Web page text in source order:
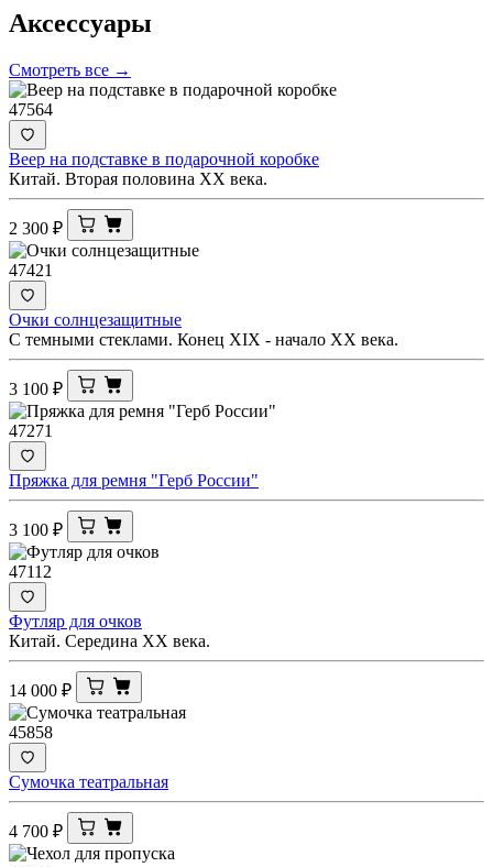
Аксессуары
Смотреть все →
47564
Веер на подставке в подарочной коробке
Китай. Вторая половина ХХ века.
2 300 ₽
47421
Очки солнцезащитные
С темными стеклами. Конец XIX - начало ХХ века.
3 100 ₽
47271
Пряжка для ремня "Герб России"
3 100 ₽
47112
Футляр для очков
Китай. Середина ХХ века.
14 000 ₽
45858
Сумочка театральная
4 700 ₽